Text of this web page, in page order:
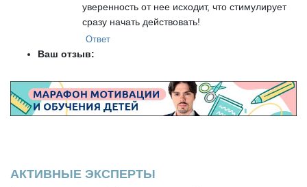
уверенность от нее исходит, что стимулирует
сразу начать действовать!
Ответ
Ваш отзыв:
АКТИВНЫЕ ЭКСПЕРТЫ